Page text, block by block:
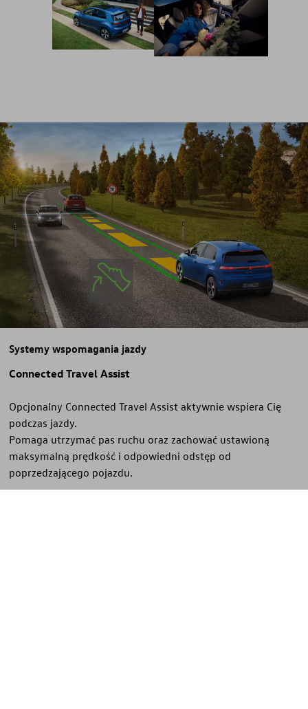
Systemy wspomagania jazdy
Connected Travel Assist
Opcjonalny Connected Travel Assist aktywnie wspiera Cię
podczas jazdy.
Pomaga utrzymać pas ruchu oraz zachować ustawioną
maksymalną prędkość i odpowiedni odstęp od
poprzedzającego pojazdu.